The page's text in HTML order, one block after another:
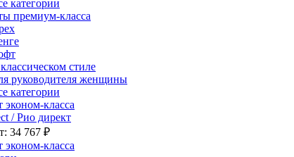
категории
премиум-класса
стиле
руководителя женщины
категории
эконом-класса
/ Рио директ
34 767 ₽
эконом-класса